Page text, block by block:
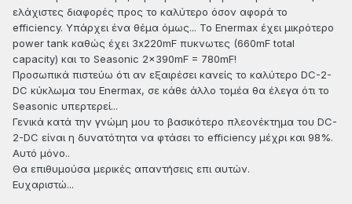
ελάχιστες διαφορές προς το καλύτερο όσον αφορά το
efficiency. Υπάρχει ένα θέμα όμως... Το Enermax έχει μικρότερο
power tank καθώς έχει 3x220mF πυκνωτες (660mF total
capacity) και το Seasonic 2x390mF = 780mF!
Προσωπικά πιστεύω ότι αν εξαιρέσει κανείς το καλύτερο DC-2-
DC κύκλωμα του Enermax, σε κάθε άλλο τομέα θα έλεγα ότι το
Seasonic υπερτερεί...
Γενικά κατά την γνώμη μου το βασικότερο πλεονέκτημα του DC-
2-DC είναι η δυνατότητα να φτάσει το efficiency μέχρι και 98%.
Αυτό μόνο..
Θα επιθυμούσα μερικές απαντήσεις επι αυτών.
Ευχαριστώ...